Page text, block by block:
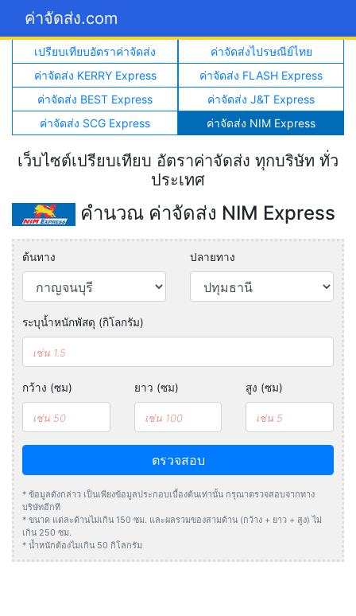
ค่าจัดส่ง.com
เปรียบเทียบอัตราค่าจัดส่ง
ค่าจัดส่งไปรษณีย์ไทย
ค่าจัดส่ง KERRY Express
ค่าจัดส่ง FLASH Express
ค่าจัดส่ง BEST Express
ค่าจัดส่ง J&T Express
ค่าจัดส่ง SCG Express
ค่าจัดส่ง NIM Express
เว็บไซต์เปรียบเทียบ อัตราค่าจัดส่ง ทุกบริษัท ทั่ว
ประเทศ
คำนวณ ค่าจัดส่ง NIM Express
ต้นทาง ปลายทาง
ระบุน้ำหนักพัสดุ (กิโลกรัม)
กว้าง (ซม) ยาว (ซม) สูง (ซม)
ตรวจสอบ
* ข้อมูลดังกล่าว เป็นเพียงข้อมูลประกอบเบื้องต้นเท่านั้น กรุณาตรวจสอบจากทาง
บริษัทอีกที
* ขนาด แต่ละด้านไม่เกิน 150 ซม. และผลรวมของสามด้าน (กว้าง + ยาว + สูง) ไม่
เกิน 250 ซม.
* น้ำหนักต้องไมเกิน 50 กิโลกรัม